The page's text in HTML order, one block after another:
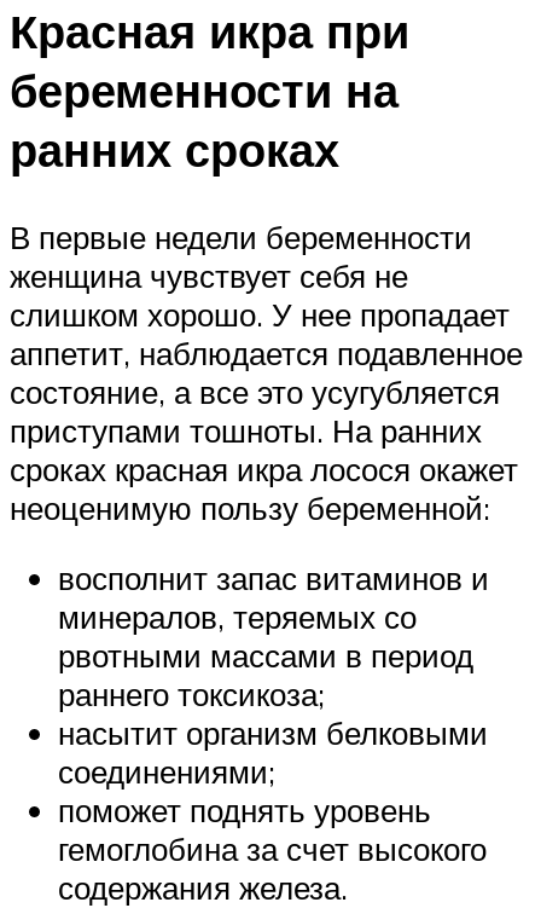
Красная икра при
беременности на
ранних сроках
В первые недели беременности
женщина чувствует себя не
слишком хорошо. У нее пропадает
аппетит, наблюдается подавленное
состояние, а все это усугубляется
приступами тошноты. На ранних
сроках красная икра лосося окажет
неоценимую пользу беременной:
восполнит запас витаминов и
минералов, теряемых со
рвотными массами в период
раннего токсикоза;
насытит организм белковыми
соединениями;
поможет поднять уровень
гемоглобина за счет высокого
содержания железа.